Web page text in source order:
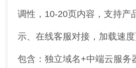
调性，10-20页内容，支持产
示、在线客服对接，加载速度
包含：独立域名+中端云服务